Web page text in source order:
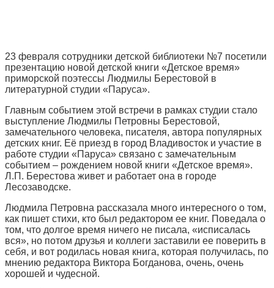
23 февраля сотрудники детской библиотеки №7 посетили
презентацию новой детской книги «Детское время»
приморской поэтессы Людмилы Берестовой в
литературной студии «Паруса».
Главным событием этой встречи в рамках студии стало
выступление Людмилы Петровны Берестовой,
замечательного человека, писателя, автора популярных
детских книг. Её приезд в город Владивосток и участие в
работе студии «Паруса» связано с замечательным
событием – рождением новой книги «Детское время».
Л.П. Берестова живет и работает она в городе
Лесозаводске.
Людмила Петровна рассказала много интересного о том,
как пишет стихи, кто был редактором ее книг. Поведала о
том, что долгое время ничего не писала, «исписалась
вся», но потом друзья и коллеги заставили ее поверить в
себя, и вот родилась новая книга, которая получилась, по
мнению редактора Виктора Богданова, очень, очень
хорошей и чудесной.